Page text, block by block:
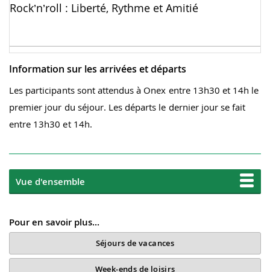
Rock’n’roll : Liberté, Rythme et Amitié
Information sur les arrivées et départs
Les participants sont attendus à Onex entre 13h30 et 14h le
premier jour du séjour. Les départs le dernier jour se fait
entre 13h30 et 14h.
Vue d'ensemble
Pour en savoir plus...
Séjours de vacances
Week-ends de loisirs